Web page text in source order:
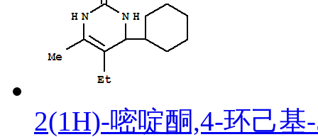
2(1H)-嘧啶酮,4-环己